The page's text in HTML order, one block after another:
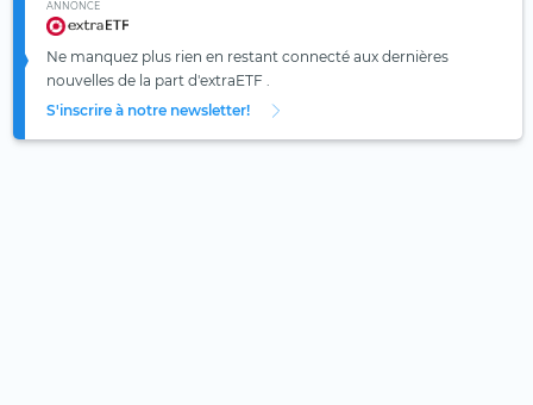
ANNONCE
Ne manquez plus rien en restant connecté aux dernières
nouvelles de la part d'extraETF .
S'inscrire à notre newsletter!